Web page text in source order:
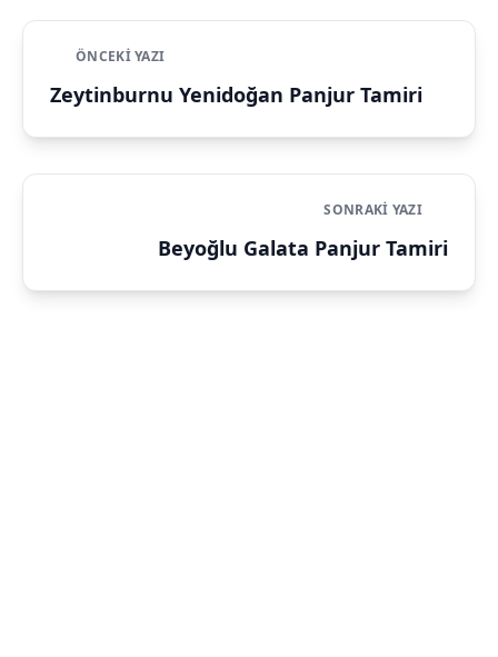
ÖNCEKI YAZI
Zeytinburnu Yenidoğan Panjur Tamiri
SONRAKI YAZI
Beyoğlu Galata Panjur Tamiri